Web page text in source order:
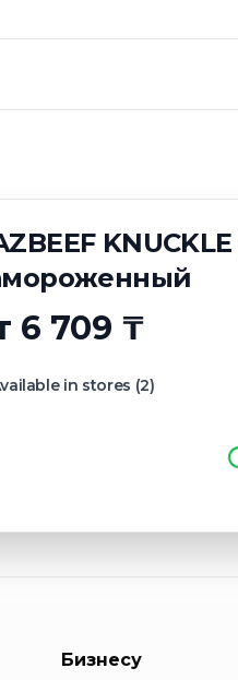
6 709 ₸
in stores (2)
Бизнесу